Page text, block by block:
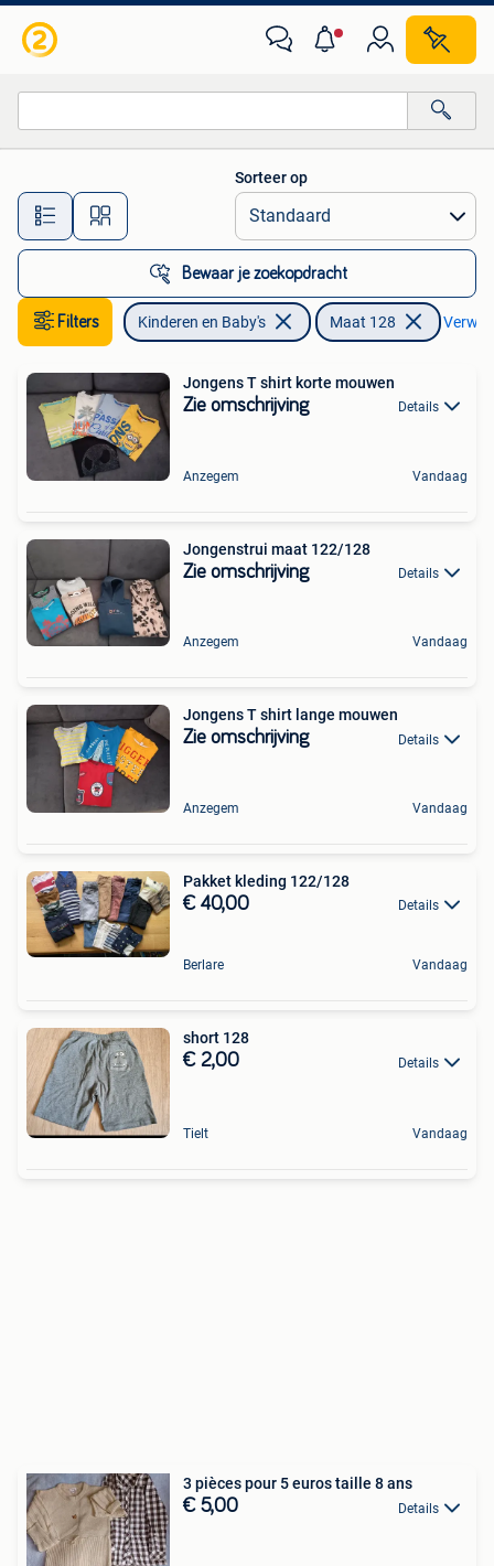
Alle afstanden…
Sorteer op
Bewaar je zoekopdracht
Filters Kinderen en Baby's Maat 128
Jongens T shirt korte mouwen
Zie omschrijving Details
Anzegem Vandaag
Jongenstrui maat 122/128
Zie omschrijving Details
Anzegem Vandaag
Jongens T shirt lange mouwen
Zie omschrijving Details
Anzegem Vandaag
Pakket kleding 122/128
€ 40,00 Details
Berlare Vandaag
short 128
€ 2,00 Details
Tielt Vandaag
3 pièces pour 5 euros taille 8 ans
€ 5,00 Details